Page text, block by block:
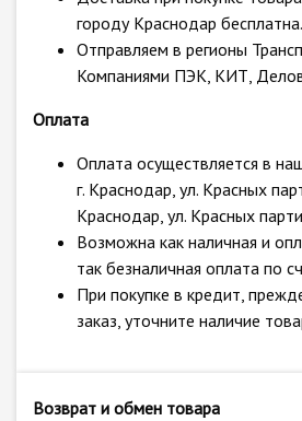
городу Краснодар бесплатна.
Отправляем в регионы
Компаниями ПЭК, КИТ,
Оплата
Оплата осуществляется в
г. Краснодар, ул. Красных
Краснодар, ул. Красных
Возможна как наличная и
так безналичная оплата по
При покупке в кредит,
заказ, уточните наличие
Возврат и обмен товара